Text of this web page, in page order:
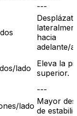
---
Desplázate
hacia
adelante/
lado
Eleva la
superior.
---
lado Mayor
de